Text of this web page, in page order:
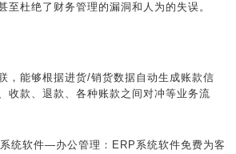
至杜绝了财务管理的漏洞和人为的失误。
能够根据进货/销货数据自动生成账款信
收款、退款、各种账款之间对冲等业务流
软件—办公管理：ERP系统软件免费为客